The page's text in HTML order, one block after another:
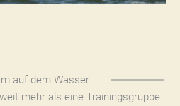
auf dem Wasser
mehr als eine Trainingsgruppe.